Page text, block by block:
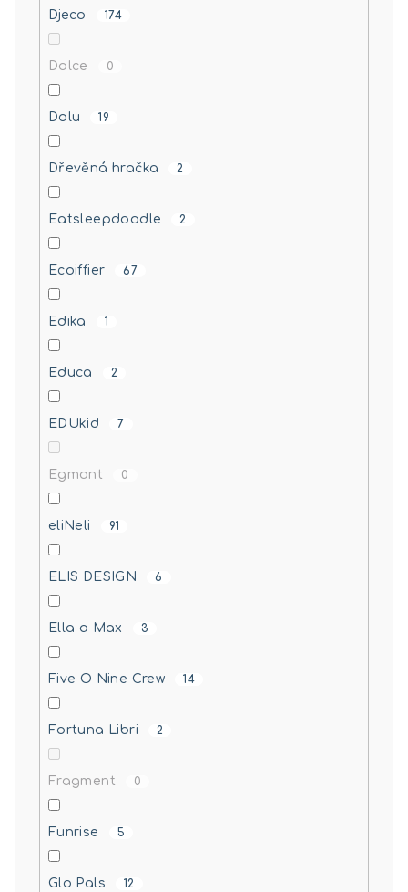
Djeco 174
Dolce 0
Dolu 19
Dřevěná hračka 2
Eatsleepdoodle 2
Ecoiffier 67
Edika 1
Educa 2
EDUkid 7
Egmont 0
eliNeli 91
ELIS DESIGN 6
Ella a Max 3
Five O Nine Crew 14
Fortuna Libri 2
Fragment 0
Funrise 5
Glo Pals 12